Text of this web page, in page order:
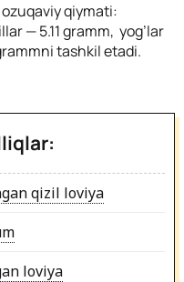
qiymati:
— 5.11 gramm, yog’lar
tashkil etadi.
qizil loviya
loviya